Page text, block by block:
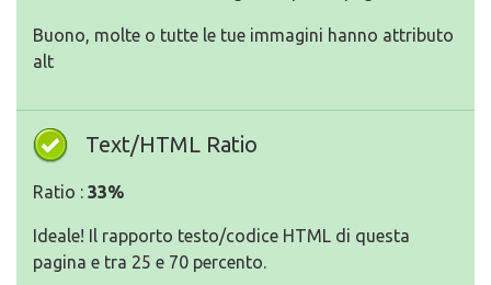
Buono, molte o tutte le tue immagini hanno attributo
alt
Text/HTML Ratio
Ratio : 33%
Ideale! Il rapporto testo/codice HTML di questa
pagina e tra 25 e 70 percento.